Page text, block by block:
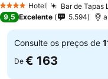
4 EstrelasHotel Bar de Tapas
9,5 Excelente 5.594
Consulte os preços de
De € 163